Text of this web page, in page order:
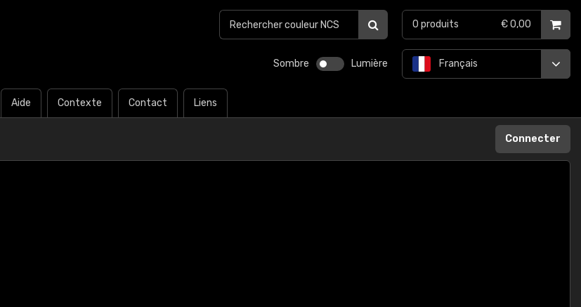
Sombre Lumière
Aide Contexte Contact Liens
Français
0 produits € 0,00
Connecter